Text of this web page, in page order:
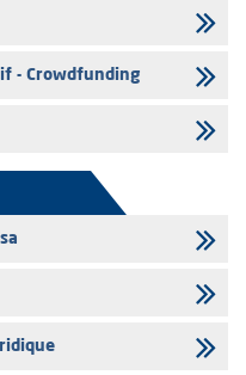
du marché des capitaux pour
- Crowdfunding